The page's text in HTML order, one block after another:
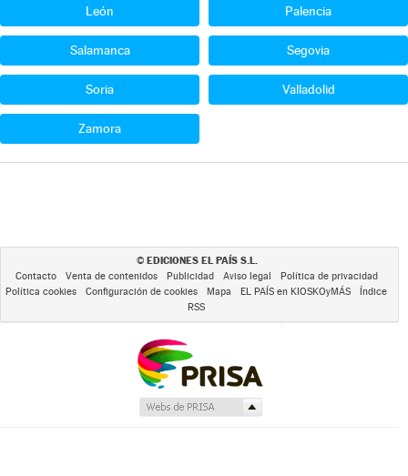
León Palencia
Salamanca Segovia
Soria Valladolid
Zamora
© EDICIONES EL PAÍS S.L.
Contacto Venta de contenidos Publicidad Aviso legal
Política de privacidad
Política cookies
Configuración de cookies Mapa EL PAÍS en KIOSKOyMÁS
Índice
RSS